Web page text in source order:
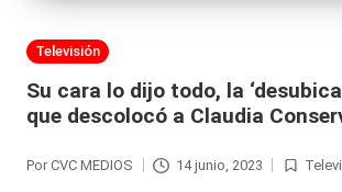
it
y
s,
T
V
Publicada
Televisión
Su cara lo dijo todo, la
que descolocó a Claudia
Por CVC MEDIOS 14 junio, 2023
Publicada